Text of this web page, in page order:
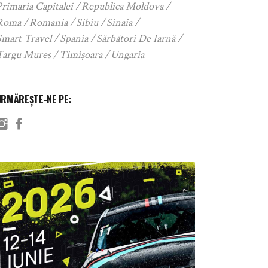
Capitalei
Republica Moldova
Romania Sibiu
Sinaia
Travel
Spania
Sărbători De Iarnă
Mures
Timișoara Ungaria
NE PE: